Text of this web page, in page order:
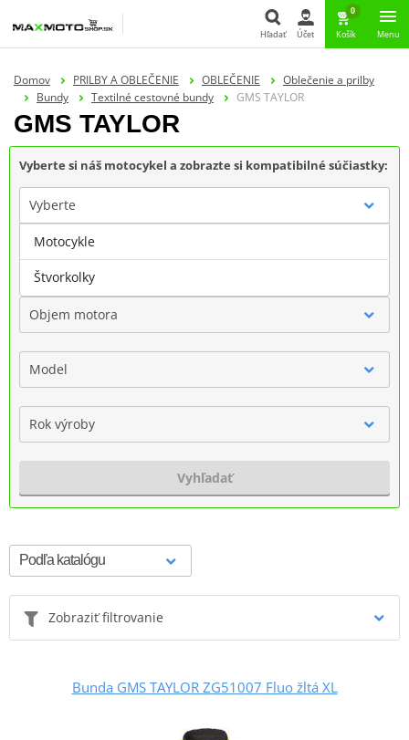
Hľadať
Hľadať Účet
0
Košík Menu
Domov PRILBY A OBLEČENIE OBLEČENIE
Oblečenie a prilby
Bundy
Textilné cestovné bundy GMS TAYLOR
GMS TAYLOR
Vyberte si náš motocykel a zobrazte si kompatibilné súčiastky:
Vyberte
Značka
Objem motora
Model
Rok výroby
Vyhľadať
Zobraziť filtrovanie
Bunda GMS TAYLOR ZG51007 Fluo žltá XL
Motocykle
Štvorkolky